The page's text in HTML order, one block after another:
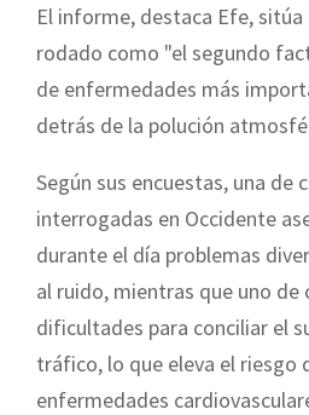
El informe, destaca Efe,
rodado como "el segundo
de enfermedades más
detrás de la polución
Según sus encuestas, una de
interrogadas en Occidente
durante el día problemas
al ruido, mientras que uno de
dificultades para conciliar el
tráfico, lo que eleva el riesgo
enfermedades